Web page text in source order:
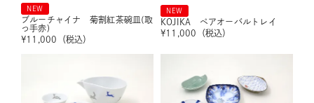
NEW
ブルーチャイナ 菊割紅茶碗皿(取
っ手赤)
¥11,000 （税込）
NEW
KOJIKA ペアオーバルトレイ
¥11,000 （税込）